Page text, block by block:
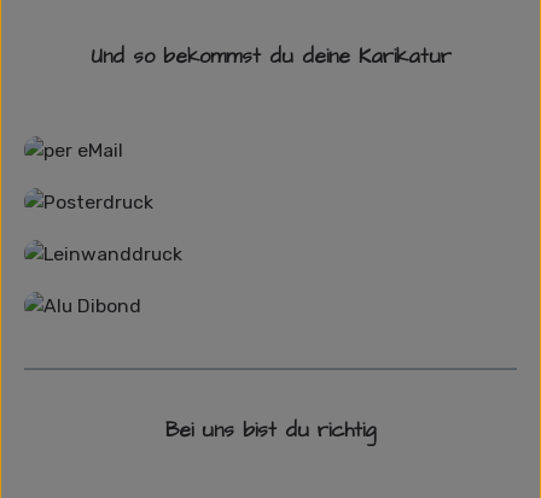
Und so bekommst du deine Karikatur
Bei uns bist du richtig